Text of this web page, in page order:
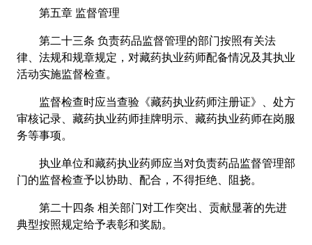
第五章 监督管理
第二十三条 负责药品监督管理的部门按照有关法
律、法规和规章规定，对藏药执业药师配备情况及其执业
活动实施监督检查。
监督检查时应当查验《藏药执业药师注册证》、处方
审核记录、藏药执业药师挂牌明示、藏药执业药师在岗服
务等事项。
执业单位和藏药执业药师应当对负责药品监督管理部
门的监督检查予以协助、配合，不得拒绝、阻挠。
第二十四条 相关部门对工作突出、贡献显著的先进
典型按照规定给予表彰和奖励。